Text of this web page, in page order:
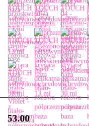
53.00